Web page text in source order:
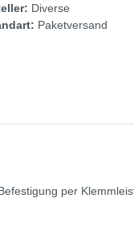
Diverse
Paketversand
per